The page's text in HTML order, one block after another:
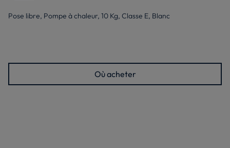
Pose libre, Pompe à chaleur, 10 Kg, Classe E, Blanc
Où acheter